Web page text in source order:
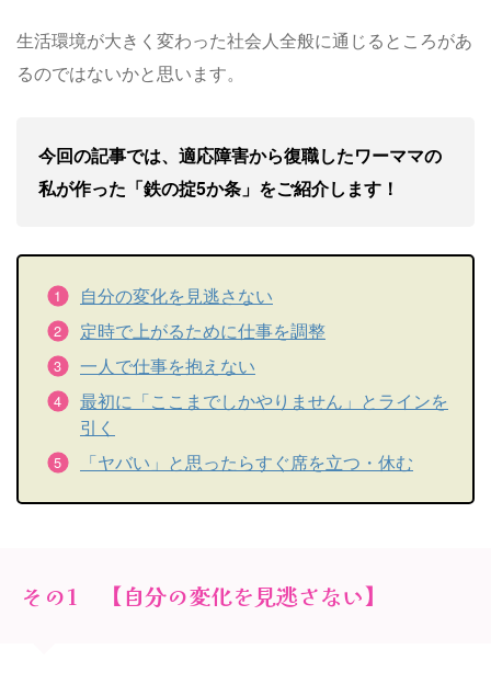
生活環境が大きく変わった社会人全般に通じるところがあ
るのではないかと思います。
今回の記事では、適応障害から復職したワーママの
私が作った「鉄の掟5か条」をご紹介します！
自分の変化を見逃さない
定時で上がるために仕事を調整
一人で仕事を抱えない
最初に「ここまでしかやりません」とラインを
引く
「ヤバい」と思ったらすぐ席を立つ・休む
その1 【自分の変化を見逃さない】